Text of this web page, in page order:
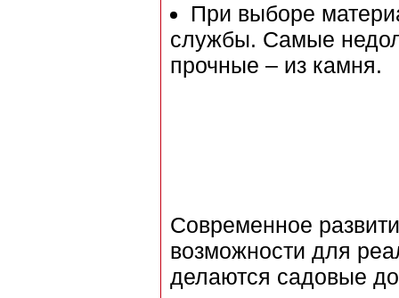
При выборе
службы. Самые
прочные – из камня.
Современное
возможности для
делаются садовые